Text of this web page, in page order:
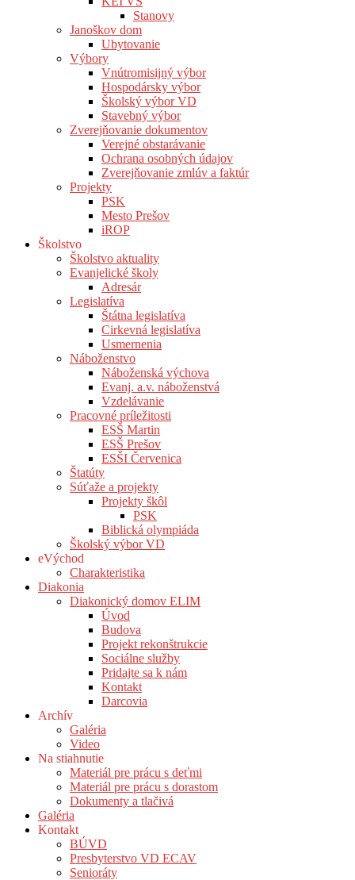
Stanovy
Janoškov dom
Ubytovanie
Výbory
Vnútromisijný výbor
Hospodársky výbor
Školský výbor VD
Stavebný výbor
Zverejňovanie dokumentov
Verejné obstarávanie
Ochrana osobných údajov
Zverejňovanie zmlúv a faktúr
Projekty
PSK
Mesto Prešov
iROP
Školstvo
Školstvo aktuality
Evanjelické školy
Adresár
Legislatíva
Štátna legislatíva
Cirkevná legislatíva
Usmernenia
Náboženstvo
Náboženská výchova
Evanj. a.v. náboženstvá
Vzdelávanie
Pracovné príležitosti
ESŠ Martin
ESŠ Prešov
ESŠI Červenica
Štatúty
Súťaže a projekty
Projekty škôl
PSK
Biblická olympiáda
Školský výbor VD
eVýchod
Charakteristika
Diakonia
Diakonický domov ELIM
Úvod
Budova
Projekt rekonštrukcie
Sociálne služby
Pridajte sa k nám
Kontakt
Darcovia
Archív
Galéria
Video
Na stiahnutie
Materiál pre prácu s deťmi
Materiál pre prácu s dorastom
Dokumenty a tlačivá
Galéria
Kontakt
BÚVD
Presbyterstvo VD ECAV
Senioráty